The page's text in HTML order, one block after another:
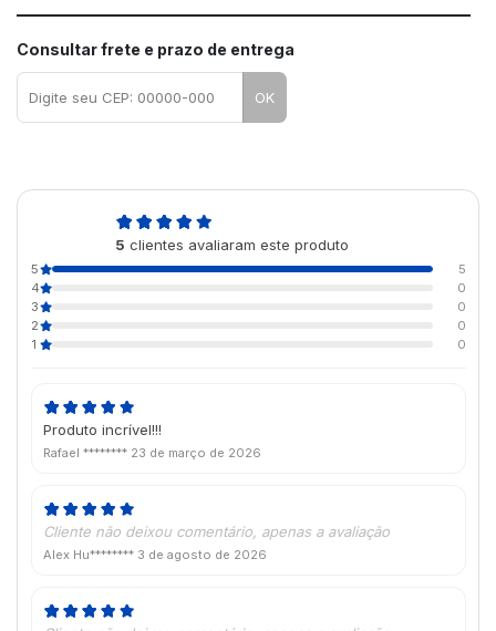
Consultar frete e prazo de entrega
OK
5 clientes avaliaram este produto
5
5
4
0
3
0
2
0
1
0
Produto incrível!!!
Rafael ******** 23 de março de 2026
Cliente não deixou comentário, apenas a avaliação
Alex Hu******** 3 de agosto de 2026